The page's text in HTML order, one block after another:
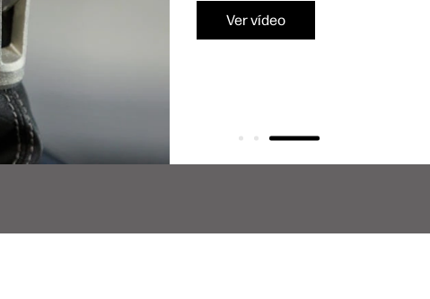
Ver vídeo